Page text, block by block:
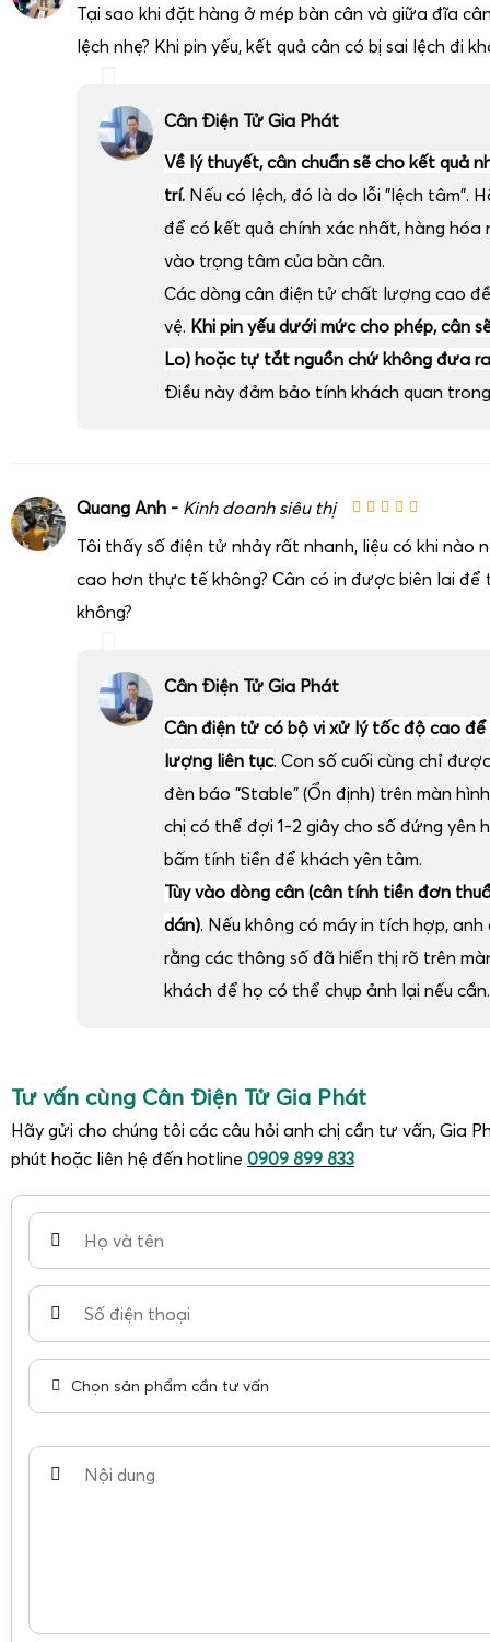
Tại sao khi đặt hàng ở mép bàn cân và giữa đĩa
lệch nhẹ? Khi pin yếu, kết quả cân có bị sai lệch đi
Cân Điện Tử Gia Phát
Về lý thuyết, cân chuẩn sẽ cho kết quả
trí. Nếu có lệch, đó là do lỗi "lệch tâm".
để có kết quả chính xác nhất, hàng
vào trọng tâm của bàn cân.
Các dòng cân điện tử chất lượng cao
vệ. Khi pin yếu dưới mức cho phép, cân
Lo) hoặc tự tắt nguồn chứ không đưa
Điều này đảm bảo tính khách quan
Quang Anh - Kinh doanh siêu thị
Tôi thấy số điện tử nhảy rất nhanh, liệu có khi nào
cao hơn thực tế không? Cân có in được biên lai để
không?
Cân Điện Tử Gia Phát
Cân điện tử có bộ vi xử lý tốc độ cao để
lượng liên tục. Con số cuối cùng chỉ
đèn báo "Stable" (Ổn định) trên màn
chị có thể đợi 1-2 giây cho số đứng yên
bấm tính tiền để khách yên tâm.
Tùy vào dòng cân (cân tính tiền đơn
dán). Nếu không có máy in tích hợp,
rằng các thông số đã hiển thị rõ trên
khách để họ có thể chụp ảnh lại nếu cần.
Tư vấn cùng Cân Điện Tử Gia Phát
Hãy gửi cho chúng tôi các câu hỏi anh chị cần tư vấn, Gia
phút hoặc liên hệ đến hotline 0909 899 833
Chọn sản phẩm cần tư vấn